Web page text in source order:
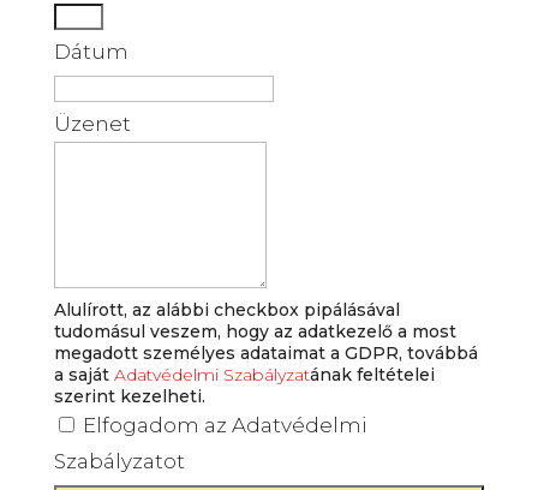
Dátum
Üzenet
Alulírott, az alábbi checkbox pipálásával
tudomásul veszem, hogy az adatkezelő a most
megadott személyes adataimat a GDPR, továbbá
a saját Adatvédelmi Szabályzatának feltételei
szerint kezelheti.
Adatvédelem
Elfogadom az Adatvédelmi
Szabályzatot